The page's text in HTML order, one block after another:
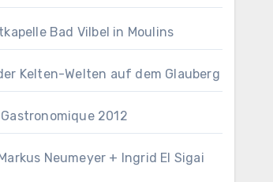
Bad Vilbel in Moulins
Kelten-Welten auf dem Glauberg
2012
Neumeyer + Ingrid El Sigai